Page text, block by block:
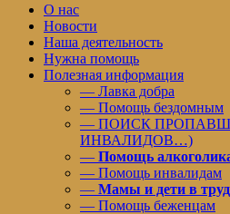
О нас
Новости
Наша деятельность
Нужна помощь
Полезная информация
— Лавка добра
— Помощь бездомным
— ПОИСК
ИНВАЛИДОВ…)
— Помощь
— Помощь инвалидам
— Мамы и дети в
— Помощь беженцам